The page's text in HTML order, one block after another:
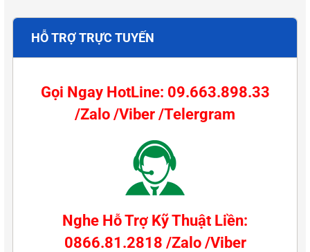
HỖ TRỢ TRỰC TUYẾN
Gọi Ngay HotLine: 09.663.898.33
/Zalo /Viber /Telergram
Nghe Hỗ Trợ Kỹ Thuật Liền:
0866.81.2818 /Zalo /Viber